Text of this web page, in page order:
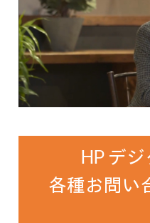
HP デ
各種お問い